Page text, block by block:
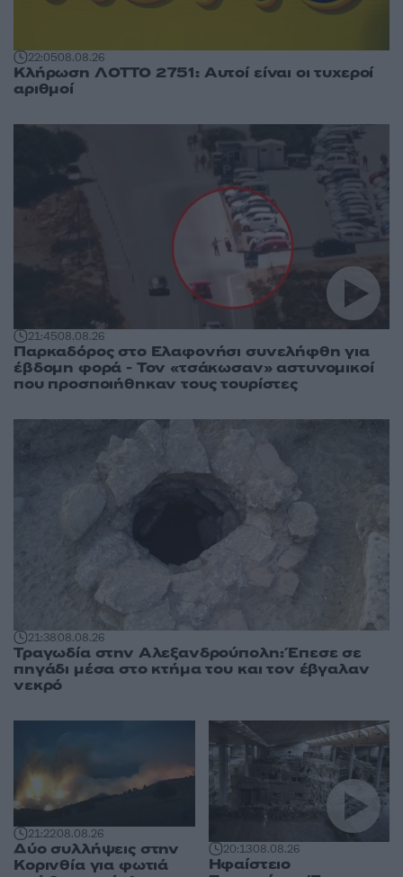
22:0508.08.26
Κλήρωση ΛΟΤΤΟ 2751: Αυτοί είναι οι τυχεροί
αριθμοί
21:4508.08.26
Παρκαδόρος στο Ελαφονήσι συνελήφθη για
έβδομη φορά - Τον «τσάκωσαν» αστυνομικοί
που προσποιήθηκαν τους τουρίστες
21:3808.08.26
Τραγωδία στην Αλεξανδρούπολη: Έπεσε σε
πηγάδι μέσα στο κτήμα του και τον έβγαλαν
νεκρό
21:2208.08.26
Δύο συλλήψεις στην
Κορινθία για φωτιά
20:1308.08.26
Ηφαίστειο